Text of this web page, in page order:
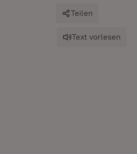
Teilen
Text vorlesen